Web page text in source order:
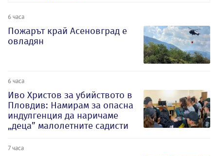
6 часа
Пожарът край Асеновград е
овладян
6 часа
Иво Христов за убийството в
Пловдив: Намирам за опасна
индулгенция да наричаме
„деца” малолетните садисти
7 часа